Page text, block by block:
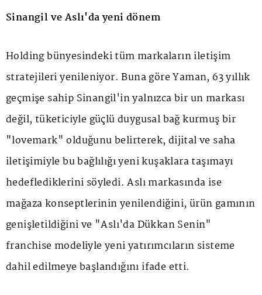
Sinangil ve Aslı'da yeni dönem
Holding bünyesindeki tüm markaların iletişim
stratejileri yenileniyor. Buna göre Yaman, 63 yıllık
geçmişe sahip Sinangil'in yalnızca bir un markası
değil, tüketiciyle güçlü duygusal bağ kurmuş bir
"lovemark" olduğunu belirterek, dijital ve saha
iletişimiyle bu bağlılığı yeni kuşaklara taşımayı
hedeflediklerini söyledi. Aslı markasında ise
mağaza konseptlerinin yenilendiğini, ürün gamının
genişletildiğini ve "Aslı'da Dükkan Senin"
franchise modeliyle yeni yatırımcıların sisteme
dahil edilmeye başlandığını ifade etti.